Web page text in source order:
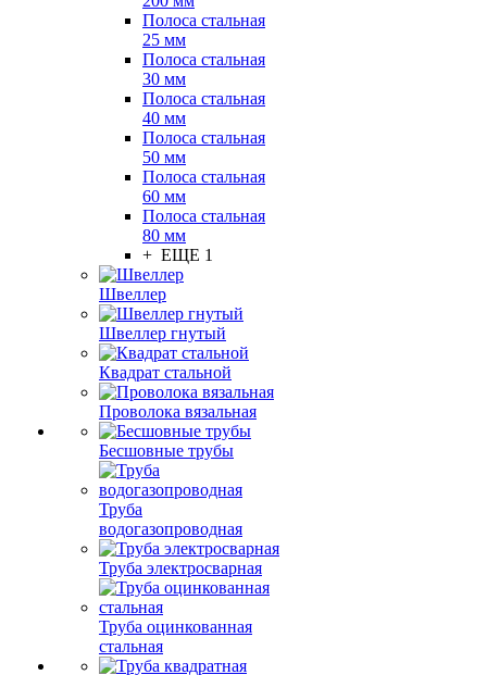
Полоса стальная
25 мм
Полоса стальная
30 мм
Полоса стальная
40 мм
Полоса стальная
50 мм
Полоса стальная
60 мм
Полоса стальная
80 мм
+ ЕЩЕ 1
Швеллер
Швеллер гнутый
Квадрат стальной
Проволока вязальная
Бесшовные трубы
Труба
водогазопроводная
Труба электросварная
Труба оцинкованная
стальная